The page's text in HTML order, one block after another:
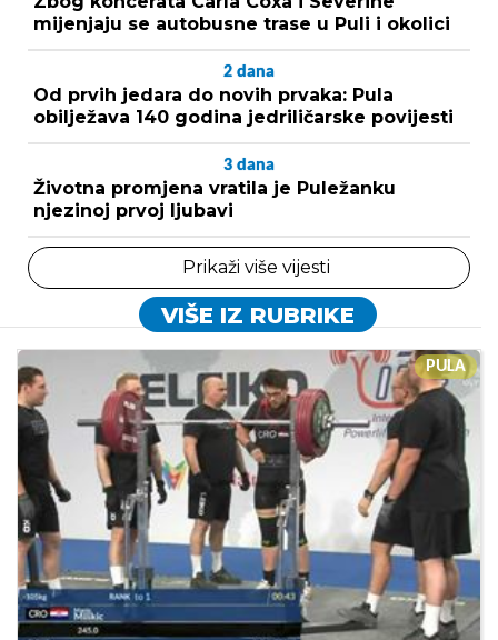
mijenjaju se autobusne trase u Puli i okolici
2 dana
Od prvih jedara do novih prvaka: Pula
obilježava 140 godina jedriličarske povijesti
3 dana
Životna promjena vratila je Puležanku
njezinoj prvoj ljubavi
Prikaži više vijesti
VIŠE IZ RUBRIKE
PULA